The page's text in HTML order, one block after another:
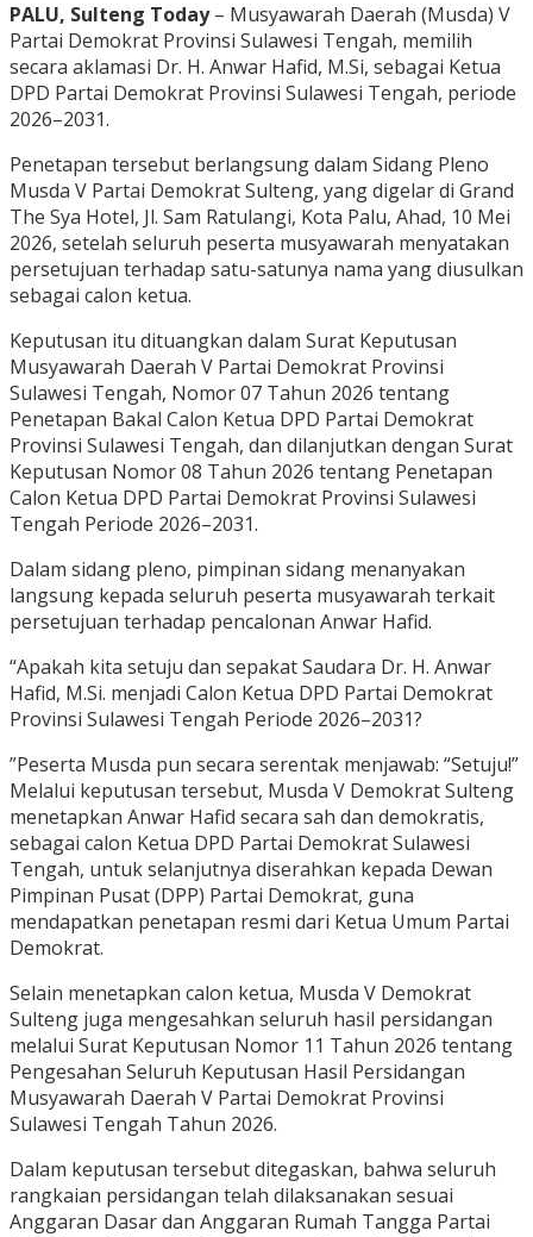
PALU, Sulteng Today– Musyawarah Daerah (Musda) V
Partai Demokrat Provinsi Sulawesi Tengah, memilih
secara aklamasi Dr. H. Anwar Hafid, M.Si, sebagai Ketua
DPD Partai Demokrat Provinsi Sulawesi Tengah, periode
2026–2031.
Penetapan tersebut berlangsung dalam Sidang Pleno
Musda V Partai Demokrat Sulteng, yang digelar di Grand
The Sya Hotel, Jl. Sam Ratulangi, Kota Palu, Ahad, 10 Mei
2026, setelah seluruh peserta musyawarah menyatakan
persetujuan terhadap satu-satunya nama yang diusulkan
sebagai calon ketua.
Keputusan itu dituangkan dalam Surat Keputusan
Musyawarah Daerah V Partai Demokrat Provinsi
Sulawesi Tengah, Nomor 07 Tahun 2026 tentang
Penetapan Bakal Calon Ketua DPD Partai Demokrat
Provinsi Sulawesi Tengah, dan dilanjutkan dengan Surat
Keputusan Nomor 08 Tahun 2026 tentang Penetapan
Calon Ketua DPD Partai Demokrat Provinsi Sulawesi
Tengah Periode 2026–2031.
Dalam sidang pleno, pimpinan sidang menanyakan
langsung kepada seluruh peserta musyawarah terkait
persetujuan terhadap pencalonan Anwar Hafid.
“Apakah kita setuju dan sepakat Saudara Dr. H. Anwar
Hafid, M.Si. menjadi Calon Ketua DPD Partai Demokrat
Provinsi Sulawesi Tengah Periode 2026–2031?
”Peserta Musda pun secara serentak menjawab: “Setuju!”
Melalui keputusan tersebut, Musda V Demokrat Sulteng
menetapkan Anwar Hafid secara sah dan demokratis,
sebagai calon Ketua DPD Partai Demokrat Sulawesi
Tengah, untuk selanjutnya diserahkan kepada Dewan
Pimpinan Pusat (DPP) Partai Demokrat, guna
mendapatkan penetapan resmi dari Ketua Umum Partai
Demokrat.
Selain menetapkan calon ketua, Musda V Demokrat
Sulteng juga mengesahkan seluruh hasil persidangan
melalui Surat Keputusan Nomor 11 Tahun 2026 tentang
Pengesahan Seluruh Keputusan Hasil Persidangan
Musyawarah Daerah V Partai Demokrat Provinsi
Sulawesi Tengah Tahun 2026.
Dalam keputusan tersebut ditegaskan, bahwa seluruh
rangkaian persidangan telah dilaksanakan sesuai
Anggaran Dasar dan Anggaran Rumah Tangga Partai